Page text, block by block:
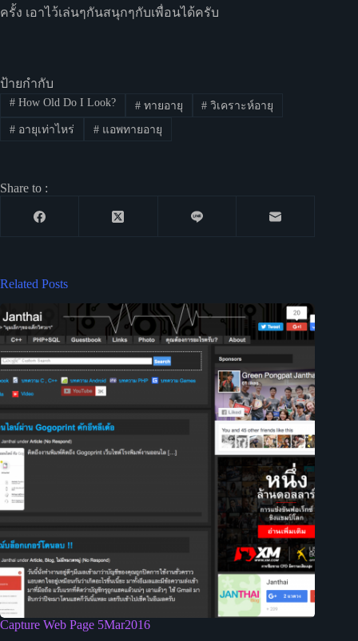
ครั้ง เอาไว้เล่นๆกันสนุกๆกับเพื่อนได้ครับ
ป้ายกำกับ
#How Old Do I Look? #ทายอายุ # วิเคราะห์อายุ
#อายุเท่าไหร่ #แอพทายอายุ
Share to :
Related Posts
Capture Web Page 5Mar2016